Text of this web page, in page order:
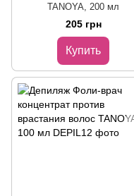
TANOYA, 200 мл
205 грн
Купить